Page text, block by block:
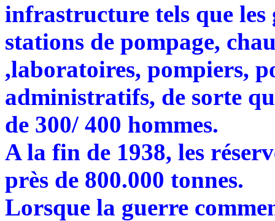
infrastructure tels que les
stations de pompage,
,laboratoires, pompiers,
administratifs, de sorte
de 300/ 400 hommes.
A la fin de 1938, les
près de 800.000 tonnes.
Lorsque la guerre